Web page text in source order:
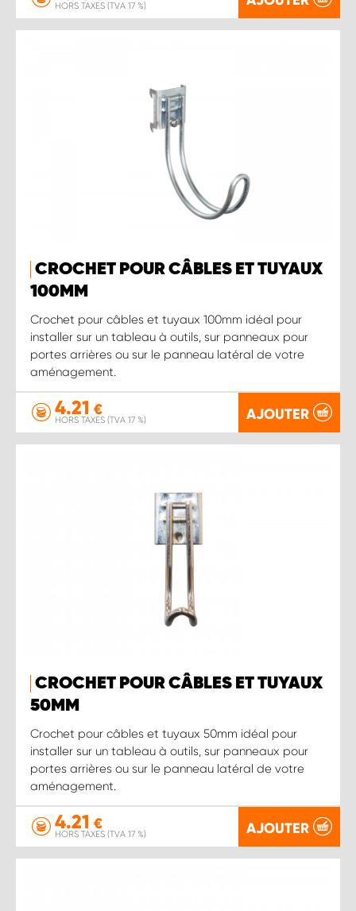
HORS TAXES (TVA 17 %)
CROCHET POUR CÂBLES ET TUYAUX
100MM
Crochet pour câbles et tuyaux 100mm idéal pour
installer sur un tableau à outils, sur panneaux pour
portes arrières ou sur le panneau latéral de votre
aménagement.
4.21 €
HORS TAXES (TVA 17 %) AJOUTER
CROCHET POUR CÂBLES ET TUYAUX
50MM
Crochet pour câbles et tuyaux 50mm idéal pour
installer sur un tableau à outils, sur panneaux pour
portes arrières ou sur le panneau latéral de votre
aménagement.
4.21 €
HORS TAXES (TVA 17 %) AJOUTER